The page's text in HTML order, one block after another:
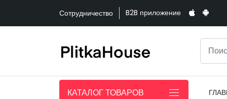
Сотрудничество B2B приложение
КАТАЛОГ ТОВАРОВ